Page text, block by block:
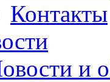
Контакты
и